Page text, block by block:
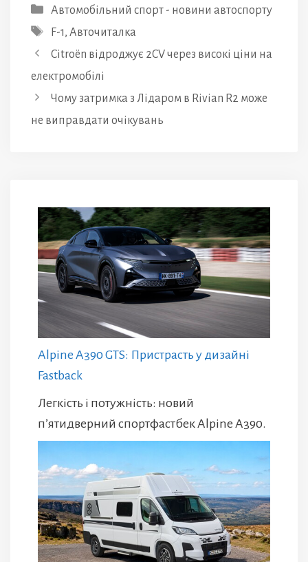
Категорії
Автомобільний спорт - новини автоспорту
Позначки
F-1, Авточиталка
Citroën відроджує 2CV через високі ціни на
електромобілі
Чому затримка з Лідаром в Rivian R2 може
не виправдати очікувань
Alpine A390 GTS: Пристрасть у дизайні
Fastback
Легкість і потужність: новий
п’ятидверний спортфастбек Alpine A390.